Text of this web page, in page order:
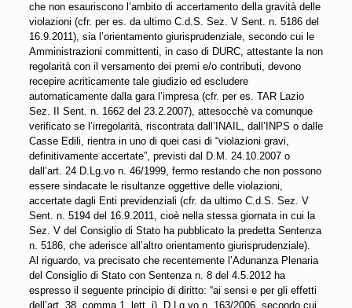
che non esauriscono l’ambito di accertamento della gravità delle
violazioni (cfr. per es. da ultimo C.d.S. Sez. V Sent. n. 5186 del
16.9.2011), sia l’orientamento giurisprudenziale, secondo cui le
Amministrazioni committenti, in caso di DURC, attestante la non
regolarità con il versamento dei premi e/o contributi, devono
recepire acriticamente tale giudizio ed escludere
automaticamente dalla gara l’impresa (cfr. per es. TAR Lazio
Sez. II Sent. n. 1662 del 23.2.2007), attesocchè va comunque
verificato se l’irregolarità, riscontrata dall’INAIL, dall’INPS o dalle
Casse Edili, rientra in uno di quei casi di “violazioni gravi,
definitivamente accertate”, previsti dal D.M. 24.10.2007 o
dall’art. 24 D.Lg.vo n. 46/1999, fermo restando che non possono
essere sindacate le risultanze oggettive delle violazioni,
accertate dagli Enti previdenziali (cfr. da ultimo C.d.S. Sez. V
Sent. n. 5194 del 16.9.2011, cioè nella stessa giornata in cui la
Sez. V del Consiglio di Stato ha pubblicato la predetta Sentenza
n. 5186, che aderisce all’altro orientamento giurisprudenziale).
Al riguardo, va precisato che recentemente l’Adunanza Plenaria
del Consiglio di Stato con Sentenza n. 8 del 4.5.2012 ha
espresso il seguente principio di diritto: “ai sensi e per gli effetti
dell’art. 38, comma 1, lett. i), D.Lg.vo n. 163/2006, secondo cui